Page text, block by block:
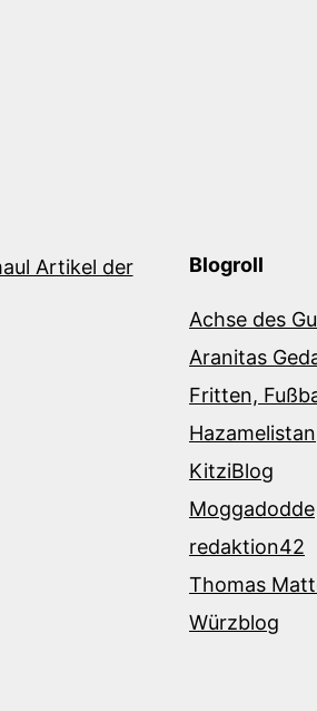
Blogroll
Achse des
Aranitas
Fritten,
Hazamelistan
KitziBlog
Moggadodde
redaktion42
Thomas
Würzblog